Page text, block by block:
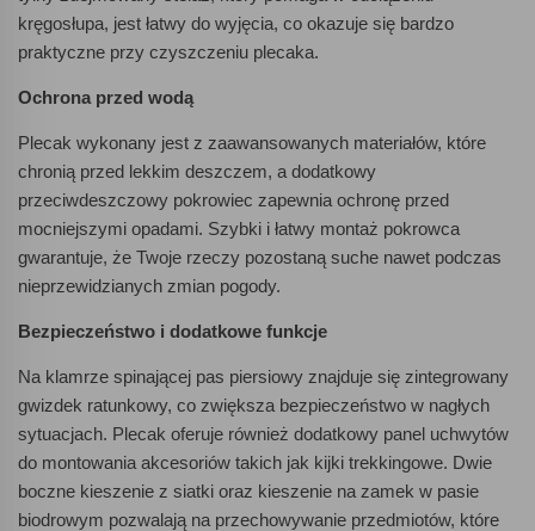
kręgosłupa, jest łatwy do wyjęcia, co okazuje się bardzo
praktyczne przy czyszczeniu plecaka.
Ochrona przed wodą
Plecak wykonany jest z zaawansowanych materiałów, które
chronią przed lekkim deszczem, a dodatkowy
przeciwdeszczowy pokrowiec zapewnia ochronę przed
mocniejszymi opadami. Szybki i łatwy montaż pokrowca
gwarantuje, że Twoje rzeczy pozostaną suche nawet podczas
nieprzewidzianych zmian pogody.
Bezpieczeństwo i dodatkowe funkcje
Na klamrze spinającej pas piersiowy znajduje się zintegrowany
gwizdek ratunkowy, co zwiększa bezpieczeństwo w nagłych
sytuacjach. Plecak oferuje również dodatkowy panel uchwytów
do montowania akcesoriów takich jak kijki trekkingowe. Dwie
boczne kieszenie z siatki oraz kieszenie na zamek w pasie
biodrowym pozwalają na przechowywanie przedmiotów, które